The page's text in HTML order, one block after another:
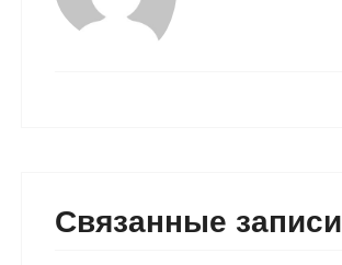
Связанные записи